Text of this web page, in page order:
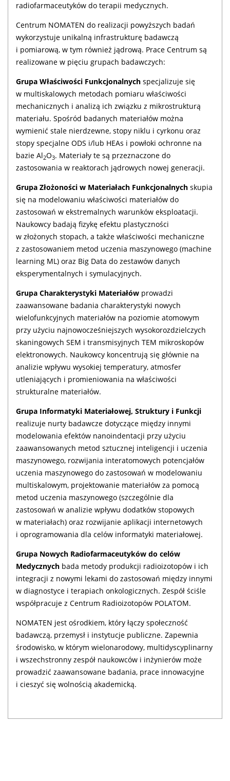
radiofarmaceutyków do terapii medycznych.
Centrum NOMATEN do realizacji powyższych badań
wykorzystuje unikalną infrastrukturę badawczą
i pomiarową, w tym również jądrową. Prace Centrum są
realizowane w pięciu grupach badawczych:
Grupa Właściwości Funkcjonalnych specjalizuje się
w multiskalowych metodach pomiaru właściwości
mechanicznych i analizą ich związku z mikrostrukturą
materiału. Spośród badanych materiałów można
wymienić stale nierdzewne, stopy niklu i cyrkonu oraz
stopy specjalne ODS i/lub HEAs i powłoki ochronne na
bazie Al2O3. Materiały te są przeznaczone do
zastosowania w reaktorach jądrowych nowej generacji.
Grupa Złożoności w Materiałach Funkcjonalnych skupia
się na modelowaniu właściwości materiałów do
zastosowań w ekstremalnych warunków eksploatacji.
Naukowcy badają fizykę efektu plastyczności
w złożonych stopach, a także właściwości mechaniczne
z zastosowaniem metod uczenia maszynowego (machine
learning ML) oraz Big Data do zestawów danych
eksperymentalnych i symulacyjnych.
Grupa Charakterystyki Materiałów prowadzi
zaawansowane badania charakterystyki nowych
wielofunkcyjnych materiałów na poziomie atomowym
przy użyciu najnowocześniejszych wysokorozdzielczych
skaningowych SEM i transmisyjnych TEM mikroskopów
elektronowych. Naukowcy koncentrują się głównie na
analizie wpływu wysokiej temperatury, atmosfer
utleniających i promieniowania na właściwości
strukturalne materiałów.
Grupa Informatyki Materiałowej, Struktury i Funkcji
realizuje nurty badawcze dotyczące między innymi
modelowania efektów nanoindentacji przy użyciu
zaawansowanych metod sztucznej inteligencji i uczenia
maszynowego, rozwijania interatomowych potencjałów
uczenia maszynowego do zastosowań w modelowaniu
multiskalowym, projektowanie materiałów za pomocą
metod uczenia maszynowego (szczególnie dla
zastosowań w analizie wpływu dodatków stopowych
w materiałach) oraz rozwijanie aplikacji internetowych
i oprogramowania dla celów informatyki materiałowej.
Grupa Nowych Radiofarmaceutyków do celów
Medycznych bada metody produkcji radioizotopów i ich
integracji z nowymi lekami do zastosowań między innymi
w diagnostyce i terapiach onkologicznych. Zespół ściśle
współpracuje z Centrum Radioizotopów POLATOM.
NOMATEN jest ośrodkiem, który łączy społeczność
badawczą, przemysł i instytucje publiczne. Zapewnia
środowisko, w którym wielonarodowy, multidyscyplinarny
i wszechstronny zespół naukowców i inżynierów może
prowadzić zaawansowane badania, prace innowacyjne
i cieszyć się wolnością akademicką.